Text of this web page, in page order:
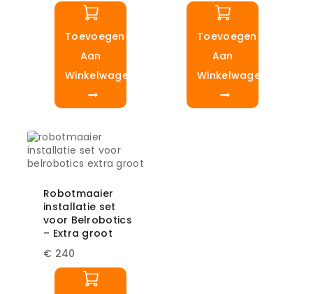
Toevoegen
Aan
Winkelwagen
Toevoegen
Aan
Winkelwagen
Robotmaaier
installatie set
voor Belrobotics
– Extra groot
€ 240